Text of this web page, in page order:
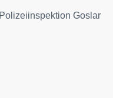
Goslar